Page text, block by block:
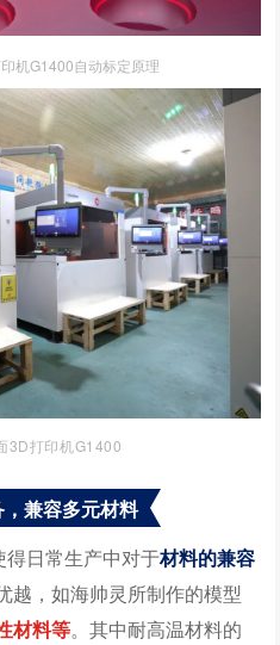
机G1400自动标定原理
3D打印机G1400
兼容多元材料
日常生产中对于材料的兼容
越，如海帅灵所制作的模型
材料等。其中耐高温材料的